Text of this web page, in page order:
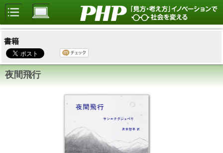
書籍
夜間飛行